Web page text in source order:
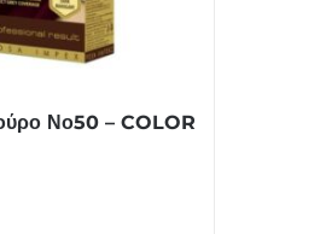
Νο50 – COLOR